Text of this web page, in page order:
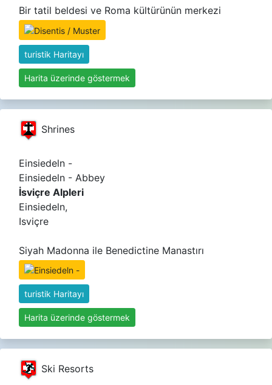
Bir tatil beldesi ve Roma kültürünün merkezi
turistik Haritayı
Harita üzerinde göstermek
Shrines
Einsiedeln -
Einsiedeln - Abbey
İsviçre Alpleri
Einsiedeln,
Isviçre
Siyah Madonna ile Benedictine Manastırı
turistik Haritayı
Harita üzerinde göstermek
Ski Resorts